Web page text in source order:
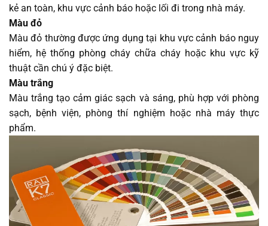
kẻ an toàn, khu vực cảnh báo hoặc lối đi trong nhà máy.
Màu đỏ
Màu đỏ thường được ứng dụng tại khu vực cảnh báo nguy
hiểm, hệ thống phòng cháy chữa cháy hoặc khu vực kỹ
thuật cần chú ý đặc biệt.
Màu trắng
Màu trắng tạo cảm giác sạch và sáng, phù hợp với phòng
sạch, bệnh viện, phòng thí nghiệm hoặc nhà máy thực
phẩm.